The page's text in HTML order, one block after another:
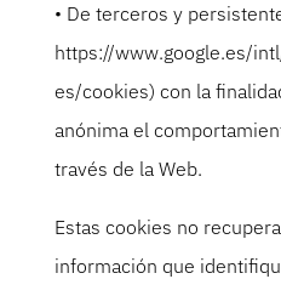
• De terceros y
https://www.google.es/
es/cookies) con la
anónima el
través de la Web.
Estas cookies no
información que